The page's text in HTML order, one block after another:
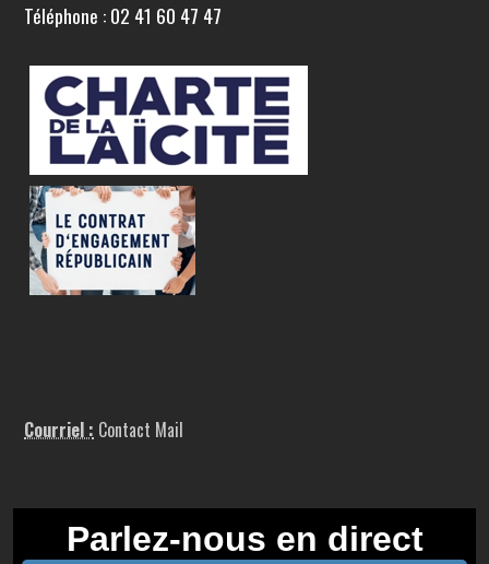
Téléphone : 02 41 60 47 47
Courriel : Contact Mail